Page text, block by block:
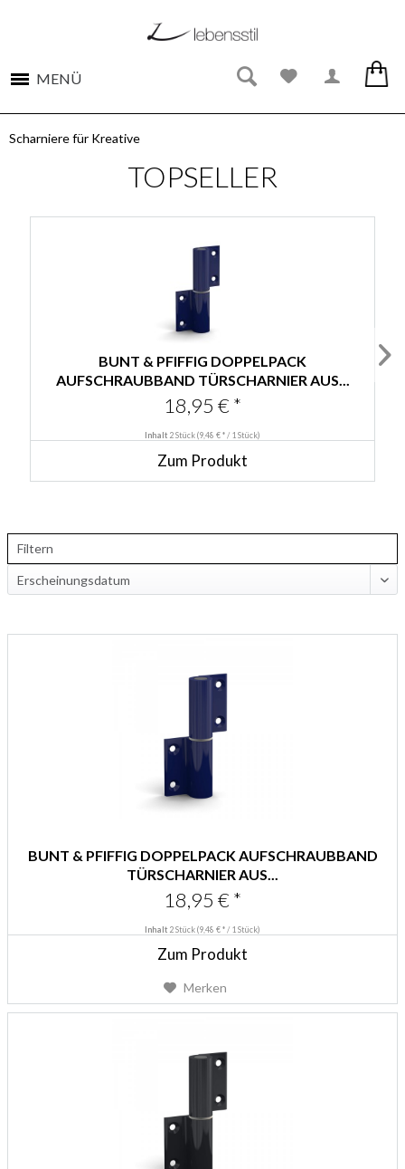
MENÜ
Scharniere für Kreative
TOPSELLER
BUNT & PFIFFIG DOPPELPACK
AUFSCHRAUBBAND TÜRSCHARNIER AUS...
18,95 € *
Inhalt 2 Stück(9,48 € * / 1 Stück)
Zum Produkt
Filtern
BUNT & PFIFFIG DOPPELPACK AUFSCHRAUBBAND
TÜRSCHARNIER AUS...
18,95 € *
Inhalt 2 Stück(9,48 € * / 1 Stück)
Zum Produkt
Merken